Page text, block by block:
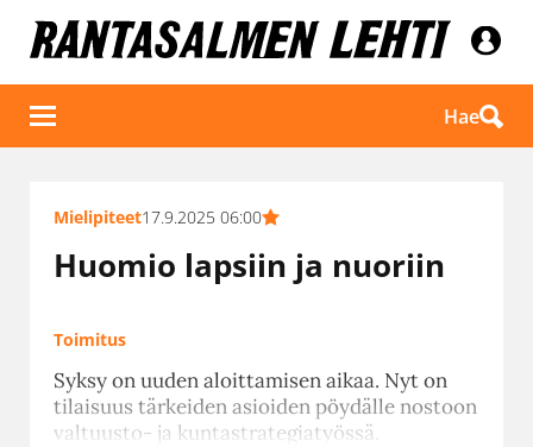
Hae
Mielipiteet17.9.2025 06:00
Huomio lapsiin ja nuoriin
Toimitus
Syksy on uuden aloittamisen aikaa. Nyt on
tilaisuus tärkeiden asioiden pöydälle nostoon
valtuusto- ja kuntastrategiatyössä.